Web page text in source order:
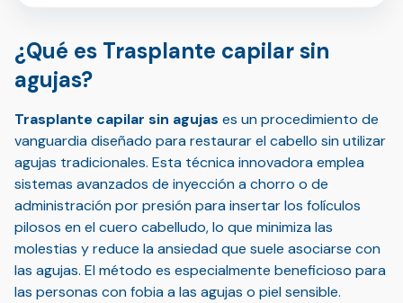
¿Qué es Trasplante capilar sin
agujas?
Trasplante capilar sin agujas es un procedimiento de
vanguardia diseñado para restaurar el cabello sin utilizar
agujas tradicionales. Esta técnica innovadora emplea
sistemas avanzados de inyección a chorro o de
administración por presión para insertar los folículos
pilosos en el cuero cabelludo, lo que minimiza las
molestias y reduce la ansiedad que suele asociarse con
las agujas. El método es especialmente beneficioso para
las personas con fobia a las agujas o piel sensible.